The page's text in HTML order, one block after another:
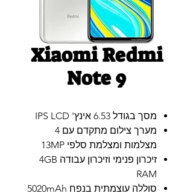
Xiaomi Redmi
Note 9
מסך בגודל 6.53 אינץ' IPS LCD
מערך צילום מתקדם עם 4
מצלמות ומצלמת סלפי 13MP
זיכרון פנימי וזיכרון עבודה 4GB
RAM
סוללה עוצמתית בנפח 5020mAh